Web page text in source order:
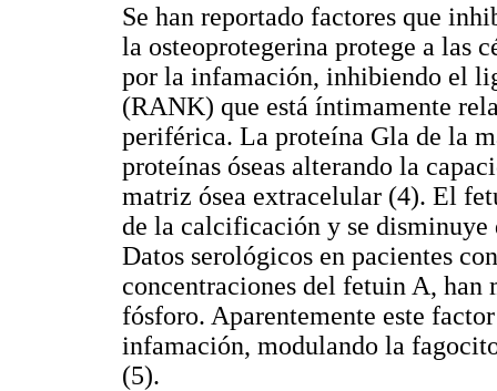
Se han reportado factores que
la osteoprotegerina protege a las
por la infamación, inhibiendo el
(RANK) que está íntimamente
periférica. La proteína Gla de la
proteínas óseas alterando la
matriz ósea extracelular (4). El
de la calcificación y se disminuye
Datos serológicos en pacientes
concentraciones del fetuin A,
fósforo. Aparentemente este
infamación, modulando la
(5).